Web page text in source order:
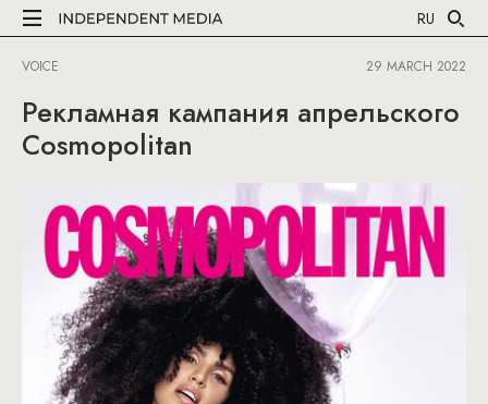
RU
VOICE 29 MARCH 2022
Рекламная кампания апрельского
Cosmopolitan